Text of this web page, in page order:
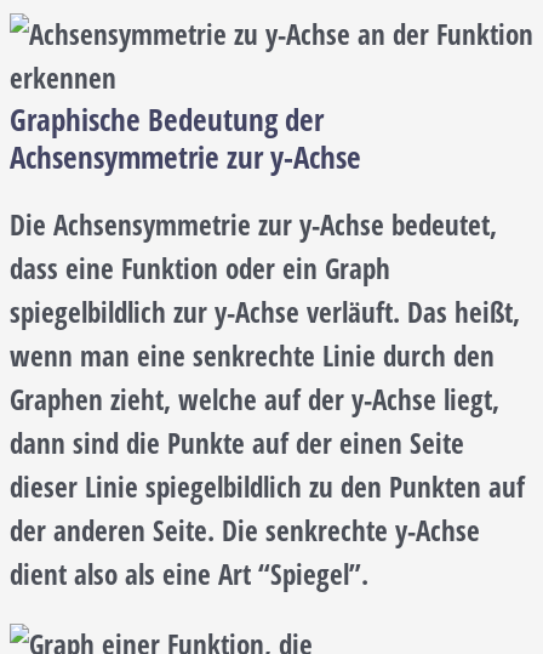
Graphische Bedeutung der
Achsensymmetrie zur y-Achse
Die Achsensymmetrie zur y-Achse bedeutet,
dass eine Funktion oder ein Graph
spiegelbildlich zur y-Achse verläuft. Das heißt,
wenn man eine senkrechte Linie durch den
Graphen zieht, welche auf der y-Achse liegt,
dann sind die Punkte auf der einen Seite
dieser Linie spiegelbildlich zu den Punkten auf
der anderen Seite. Die senkrechte y-Achse
dient also als eine Art “Spiegel”.